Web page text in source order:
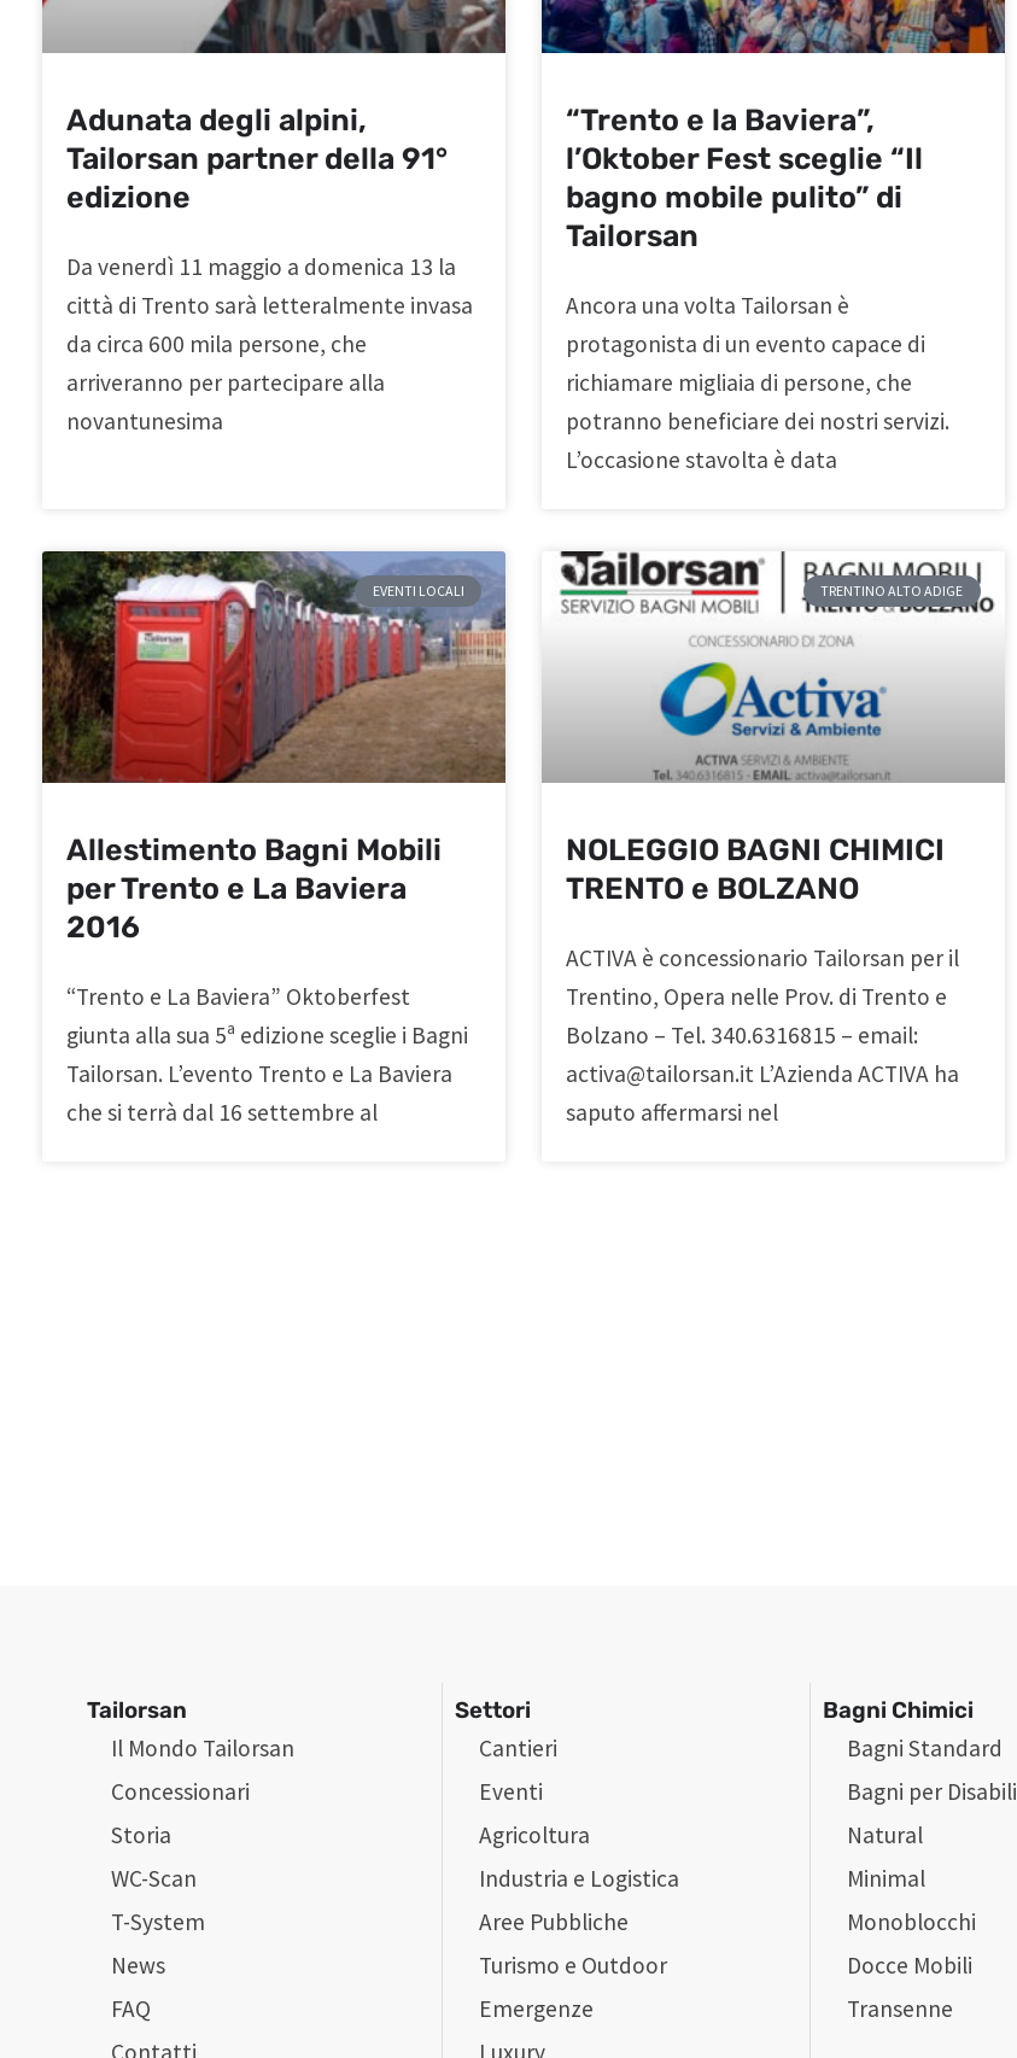
Adunata degli alpini,
Tailorsan partner della 91°
edizione
Da venerdì 11 maggio a domenica 13 la
città di Trento sarà letteralmente invasa
da circa 600 mila persone, che
arriveranno per partecipare alla
novantunesima
“Trento e la Baviera”,
l’Oktober Fest sceglie “Il
bagno mobile pulito” di
Tailorsan
Ancora una volta Tailorsan è
protagonista di un evento capace di
richiamare migliaia di persone, che
potranno beneficiare dei nostri servizi.
L’occasione stavolta è data
EVENTI LOCALI
Allestimento Bagni Mobili
per Trento e La Baviera
2016
“Trento e La Baviera” Oktoberfest
giunta alla sua 5ª edizione sceglie i Bagni
Tailorsan. L’evento Trento e La Baviera
che si terrà dal 16 settembre al
TRENTINO ALTO ADIGE
NOLEGGIO BAGNI CHIMICI
TRENTO e BOLZANO
ACTIVA è concessionario Tailorsan per il
Trentino, Opera nelle Prov. di Trento e
Bolzano – Tel. 340.6316815 – email:
activa@tailorsan.it L’Azienda ACTIVA ha
saputo affermarsi nel
Tailorsan
Il Mondo Tailorsan
Concessionari
Storia
WC-Scan
T-System
News
FAQ
Settori
Cantieri
Eventi
Agricoltura
Industria e Logistica
Aree Pubbliche
Turismo e Outdoor
Emergenze
Bagni Chimici
Bagni Standard
Bagni per Disabili
Natural
Minimal
Monoblocchi
Docce Mobili
Transenne